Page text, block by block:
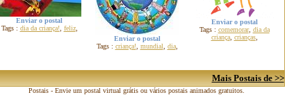
Enviar o postal
Tags : dia da criança!, feliz,
Enviar o postal
Tags : criança!, mundial dia,
Enviar o postal
Tags : comemorar, dia da
criança, crianças,
Mais Postais de >>
Postais - Envie um postal virtual grátis ou vários postais animados gratuitos.